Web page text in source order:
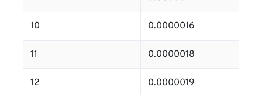
10 0.0000016
11 0.0000018
12 0.0000019